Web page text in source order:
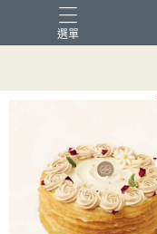
選單